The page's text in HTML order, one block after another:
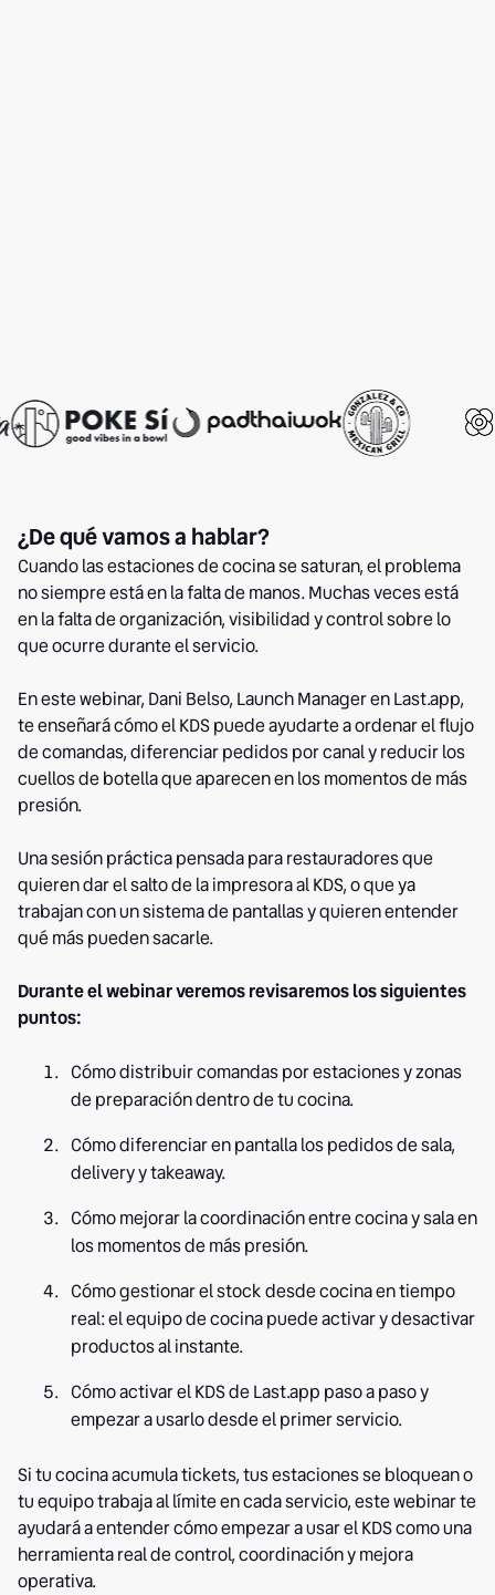
¿De qué vamos a hablar?
Cuando las estaciones de cocina se saturan, el problema
no siempre está en la falta de manos. Muchas veces está
en la falta de organización, visibilidad y control sobre lo
que ocurre durante el servicio.
En este webinar, Dani Belso, Launch Manager en Last.app,
te enseñará cómo el KDS puede ayudarte a ordenar el flujo
de comandas, diferenciar pedidos por canal y reducir los
cuellos de botella que aparecen en los momentos de más
presión.
Una sesión práctica pensada para restauradores que
quieren dar el salto de la impresora al KDS, o que ya
trabajan con un sistema de pantallas y quieren entender
qué más pueden sacarle.
Durante el webinar veremos revisaremos los siguientes
puntos:
Cómo distribuir comandas por estaciones y zonas
de preparación dentro de tu cocina.
Cómo diferenciar en pantalla los pedidos de sala,
delivery y takeaway.
Cómo mejorar la coordinación entre cocina y sala en
los momentos de más presión.
Cómo gestionar el stock desde cocina en tiempo
real: el equipo de cocina puede activar y desactivar
productos al instante.
Cómo activar el KDS de Last.app paso a paso y
empezar a usarlo desde el primer servicio.
Si tu cocina acumula tickets, tus estaciones se bloquean o
tu equipo trabaja al límite en cada servicio, este webinar te
ayudará a entender cómo empezar a usar el KDS como una
herramienta real de control, coordinación y mejora
operativa.